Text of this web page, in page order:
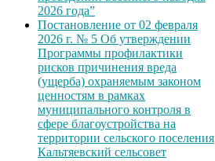
2026 года”
Постановление от 02 февраля
2026 г. № 5 Об утверждении
Программы профилактики
рисков причинения вреда
(ущерба) охраняемым законом
ценностям в рамках
муниципального контроля в
сфере благоустройства на
территории сельского поселения
Кальтяевский сельсовет